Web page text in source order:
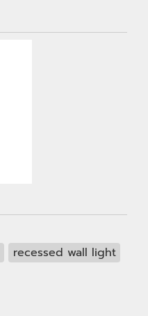
recessed wall light